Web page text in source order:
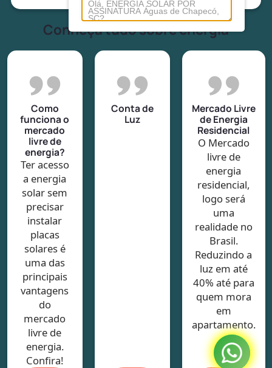
Conheça tudo sobre energia
Como
funciona o
mercado
livre de
energia?
Ter acesso
a energia
solar sem
precisar
instalar
placas
solares é
uma das
principais
vantagens
do
mercado
livre de
energia.
Confira!
Conta de
Luz
Mercado Livre
de Energia
Residencial
O Mercado
livre de
energia
residencial,
logo será
uma
realidade no
Brasil.
Reduzindo a
luz em até
40% até para
quem mora
em
apartamento.